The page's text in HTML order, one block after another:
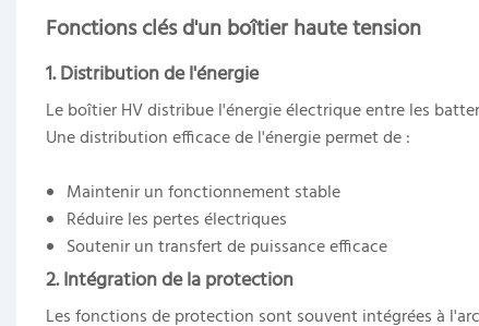
Fonctions clés d'un boîtier haute tension
1. Distribution de l'énergie
Le boîtier HV distribue l'énergie électrique entre les
Une distribution efficace de l'énergie permet de :
Maintenir un fonctionnement stable
Réduire les pertes électriques
Soutenir un transfert de puissance efficace
2. Intégration de la protection
Les fonctions de protection sont souvent intégrées à